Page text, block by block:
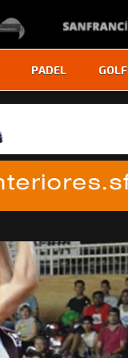
PADEL GOLF